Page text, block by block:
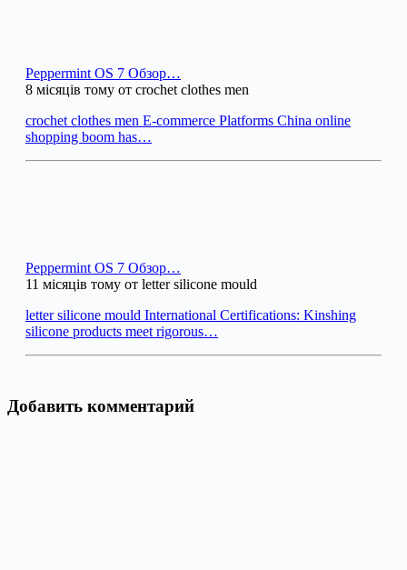
Peppermint OS 7 Обзор…
8 місяців тому от crochet clothes men
crochet clothes men E-commerce Platforms China online
shopping boom has…
Peppermint OS 7 Обзор…
11 місяців тому от letter silicone mould
letter silicone mould International Certifications: Kinshing
silicone products meet rigorous…
Добавить комментарий